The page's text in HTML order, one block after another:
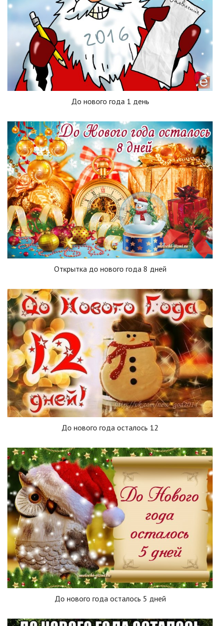
До нового года 1 день
Открытка до нового года 8 дней
До нового года осталось 12
До нового года осталось 5 дней